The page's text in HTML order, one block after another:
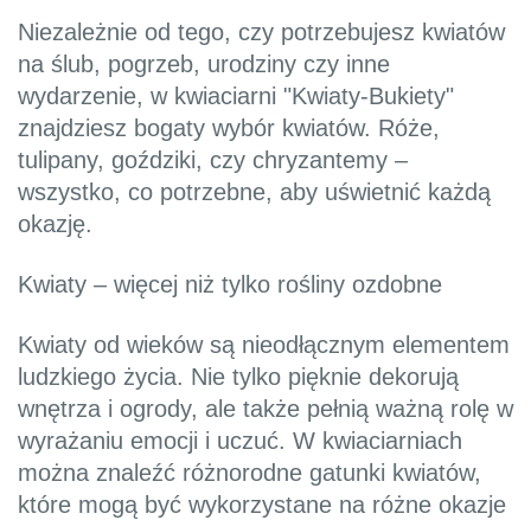
Niezależnie od tego, czy potrzebujesz kwiatów
na ślub, pogrzeb, urodziny czy inne
wydarzenie, w kwiaciarni "Kwiaty-Bukiety"
znajdziesz bogaty wybór kwiatów. Róże,
tulipany, goździki, czy chryzantemy –
wszystko, co potrzebne, aby uświetnić każdą
okazję.
Kwiaty – więcej niż tylko rośliny ozdobne
Kwiaty od wieków są nieodłącznym elementem
ludzkiego życia. Nie tylko pięknie dekorują
wnętrza i ogrody, ale także pełnią ważną rolę w
wyrażaniu emocji i uczuć. W kwiaciarniach
można znaleźć różnorodne gatunki kwiatów,
które mogą być wykorzystane na różne okazje